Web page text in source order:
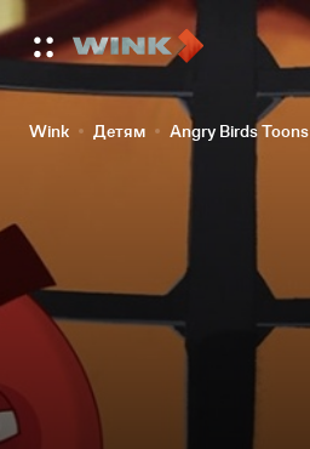
Wink Детям Angry Birds Toons